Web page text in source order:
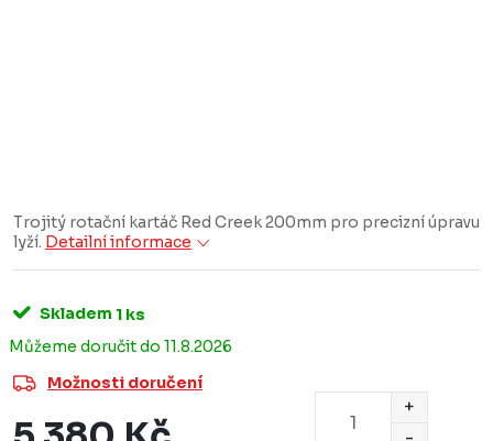
Trojitý rotační kartáč Red Creek 200mm pro precizní úpravu
lyží. Detailní informace
Skladem 1 ks
11.8.2026
Možnosti doručení